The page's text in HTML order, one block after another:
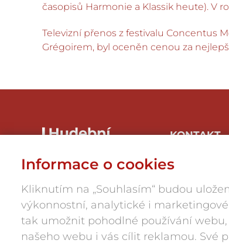
časopisů Harmonie a Klassik heute). V
Televizní přenos z festivalu Concentus
Grégoirem, byl oceněn cenou za
KONTAKT
Hrnčířská 1/246,
IČ: 05945984
606 029 286
Informace o cookies
Kliknutím na „Souhlasím“ budou
výkonnostní, analytické i
tak umožnit pohodlné používání
našeho webu i vás cílit reklamou. Své